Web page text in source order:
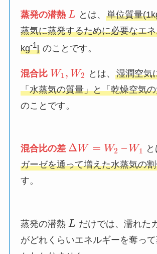
蒸発の潜熱 L とは、 単位質量
蒸気に蒸発するために必要なエ
kg-1] のことです。
混合比 W1, W2 とは、 湿潤空気
「水蒸気の質量」と「乾燥空気
のことです。
混合比の差 ΔW = W2 – W1
ガーゼを通って増えた水蒸気の
す。
蒸発の潜熱L だけでは、濡れた
がどれくらいエネルギーを奪っ